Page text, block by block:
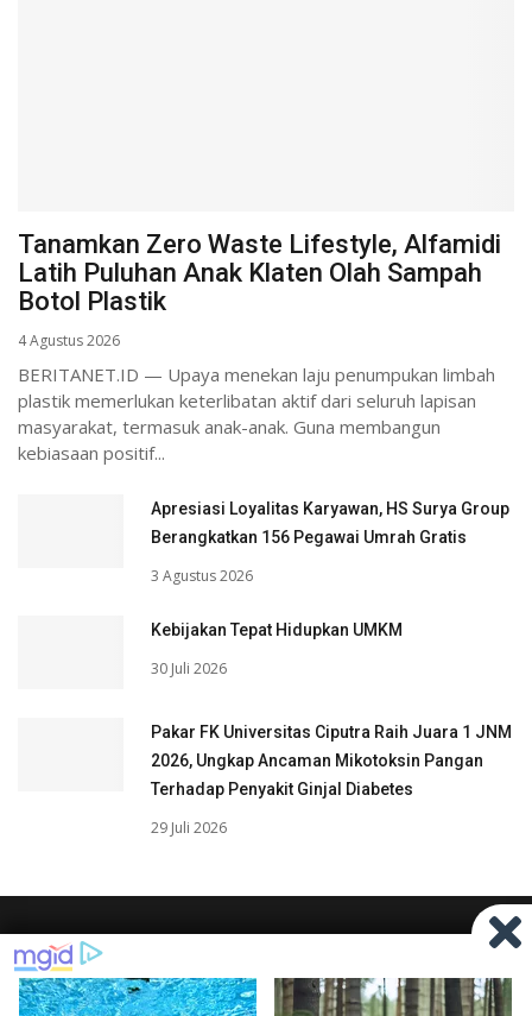
Tanamkan Zero Waste Lifestyle, Alfamidi
Latih Puluhan Anak Klaten Olah Sampah
Botol Plastik
4 Agustus 2026
BERITANET.ID — Upaya menekan laju penumpukan limbah
plastik memerlukan keterlibatan aktif dari seluruh lapisan
masyarakat, termasuk anak-anak. Guna membangun
kebiasaan positif...
Apresiasi Loyalitas Karyawan, HS Surya Group
Berangkatkan 156 Pegawai Umrah Gratis
3 Agustus 2026
Kebijakan Tepat Hidupkan UMKM
30 Juli 2026
Pakar FK Universitas Ciputra Raih Juara 1 JNM
2026, Ungkap Ancaman Mikotoksin Pangan
Terhadap Penyakit Ginjal Diabetes
29 Juli 2026
STAY UPDATE !